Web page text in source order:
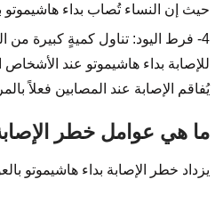
حيث إن النساء تُصاب بداء هاشيموتو
4- فرط اليود: تناول كميةٍ كبيرة من
للإصابة بداء هاشيموتو عند الأشخاص
يُفاقم الإصابة عند المصابين فعلاً
ما هي عوامل خطر
يزداد خطر الإصابة بداء هاشيموتو